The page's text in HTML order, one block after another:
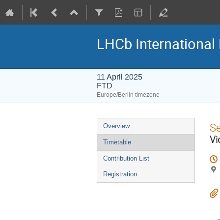
LHCb
11 April 2025
FTD
Europe/Berlin timezone
Event
menu
Overview
Timetable
Contribution List
Registration